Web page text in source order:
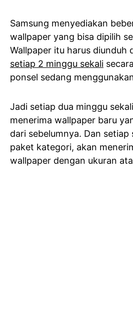
Samsung menyediakan
wallpaper yang bisa dipilih
Wallpaper itu harus diunduh
setiap 2 minggu sekali
ponsel sedang
Jadi setiap dua minggu
menerima wallpaper baru
dari sebelumnya. Dan setiap
paket kategori, akan
wallpaper dengan ukuran